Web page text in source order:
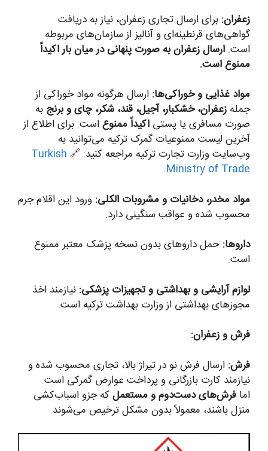
زعفران: برای ارسال تجاری زعفران، نیاز به دریافت
گواهی‌های قرنطینه‌ای و آنالیز از سازمان‌های مربوطه
است. ارسال زعفران به صورت پنهانی در میان بار اکیداً
ممنوع است.
مواد غذایی و خوراکی‌ها: ارسال هرگونه مواد خوراکی از
جمله زعفران، خشکبار، آجیل، قند، شکر، چای و برنج به
صورت مسافری یا پستی اکیداً ممنوعاست. برای اطلاع از
آخرین لیست ممنوعیات گمرک ترکیه می‌توانید به
وب‌سایت وزارت تجارت ترکیه مراجعه کنید: 🔗 Turkish
Ministry of Trade
.
مواد مخدر، دخانیات و مشروبات الکلی: ورود این اقلام جرم
محسوب شده و عواقب سنگینی دارد.
داروها: حمل داروهای بدون نسخه پزشک معتبر ممنوع
است.
لوازم آرایشی و بهداشتی و تجهیزات پزشکی: نیازمند اخذ
مجوزهای بهداشتی از وزارت بهداشت ترکیه است.
فرش و زعفران:
فرش: ارسال فرش نو در تیراژ بالا، تجاری محسوب شده و
نیازمند کارت بازرگانی و پرداخت عوارض گمرکی است.
اما فرش‌های دست‌دوم و مستعمل که جزو اسباب‌کشی
منزل باشند، معمولاً بدون مشکل ترخیص می‌شوند.